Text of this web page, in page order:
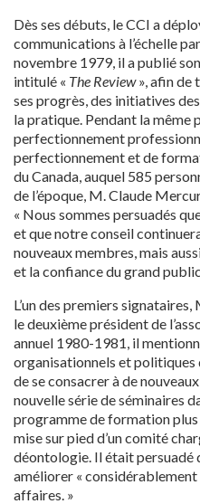
Dès ses débuts, le CCI a
communications à l’échelle
novembre 1979, il a publié
intitulé « The Review», afin de
ses progrès, des initiatives
la pratique. Pendant la même
perfectionnement
perfectionnement et de
du Canada, auquel 585
de l’époque, M. Claude
« Nous sommes persuadés
et que notre conseil
nouveaux membres, mais
et la confiance du grand
L’un des premiers
le deuxième président de
annuel 1980-1981, il
organisationnels et
de se consacrer à de
nouvelle série de séminaires
programme de formation
mise sur pied d’un comité
déontologie. Il était persuadé
améliorer «
affaires. »